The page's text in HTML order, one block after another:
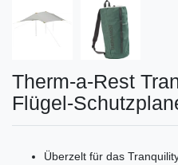
Therm-a-Rest
Flügel-
Überzelt für das